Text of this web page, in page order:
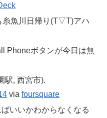
糸魚川日帰り(T▽T)アハ
Phoneボタンが今日は無
駅, 西宮市).
viafoursquare
いいかわからなくなる